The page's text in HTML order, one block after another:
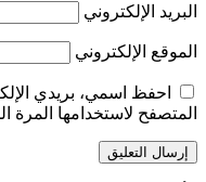
البريد الإلكتروني
الموقع الإلكتروني
احفظ اسمي، بريدي
المتصفح لاستخدامها المرة